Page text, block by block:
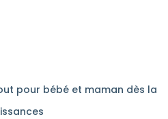
pour bébé et maman dès la